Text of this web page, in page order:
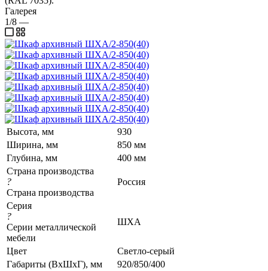
Галерея
1/8 —
Высота, мм
930
Ширина, мм
850 мм
Глубина, мм
400 мм
Страна производства
?
Страна производства
Россия
Серия
?
Серии металлической
мебели
ШХА
Цвет
Светло-серый
Габариты (ВхШхГ), мм
920/850/400